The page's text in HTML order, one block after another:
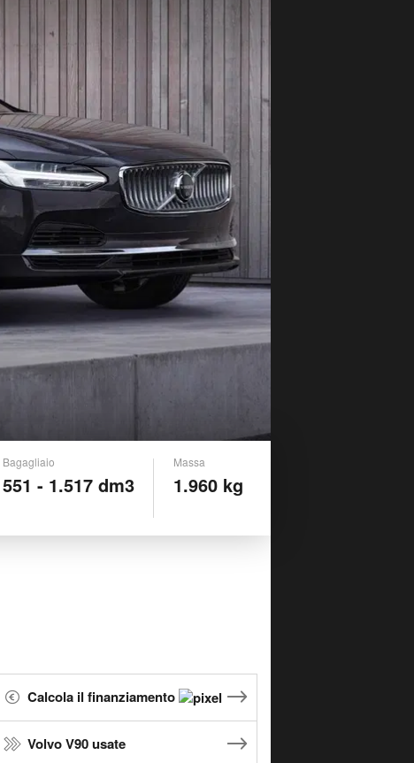
Bagagliaio
551 - 1.517 dm3
Massa
1.960 kg
Calcola il finanziamento
Volvo V90 usate